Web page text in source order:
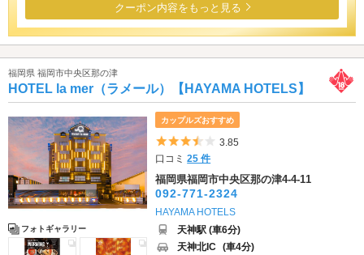
クーポン内容をもっと見る
福岡県 福岡市中央区那の津
HOTEL la mer（ラメール）【HAYAMA HOTELS】
フォトギャラリー
カップルズおすすめ
5つ星のうち3.5
3.85
口コミ25 件
福岡県福岡市中央区那の津4-4-11
092-771-2324
HAYAMA HOTELS
天神駅 (車6分)
天神北IC (車4分)